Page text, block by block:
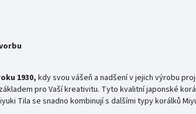
1930, kdy svou vášeň a nadšení v jejich výrobu
pro Vaší kreativitu. Tyto kvalitní japonské
Tila se snadno kombinují s dalšími typy korálků